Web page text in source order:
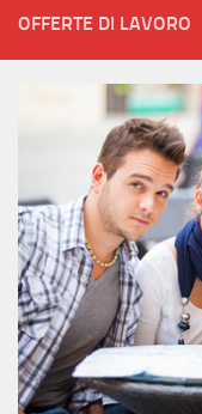
OFFERTE DI LAVORO